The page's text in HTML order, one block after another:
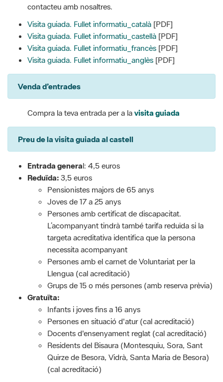
contacteu amb nosaltres.
Visita guiada. Fullet informatiu_català [PDF]
Visita guiada. Fullet informatiu_castellà [PDF]
Visita guiada. Fullet informatiu_francès [PDF]
Visita guiada. Fullet informatiu_anglès [PDF]
Venda d’entrades
Compra la teva entrada per a la visita guiada
Preu de la visita guiada al castell
Entrada general: 4,5 euros
Reduïda: 3,5 euros
Pensionistes majors de 65 anys
Joves de 17 a 25 anys
Persones amb certificat de discapacitat.
L’acompanyant tindrà també tarifa reduïda si la
targeta acreditativa identifica que la persona
necessita acompanyant
Persones amb el carnet de Voluntariat per la
Llengua (cal acreditació)
Grups de 15 o més persones (amb reserva prèvia)
Gratuïta:
Infants i joves fins a 16 anys
Persones en situació d'atur (cal acreditació)
Docents d'ensenyament reglat (cal acreditació)
Residents del Bisaura (Montesquiu, Sora, Sant
Quirze de Besora, Vidrà, Santa Maria de Besora)
(cal acreditació)